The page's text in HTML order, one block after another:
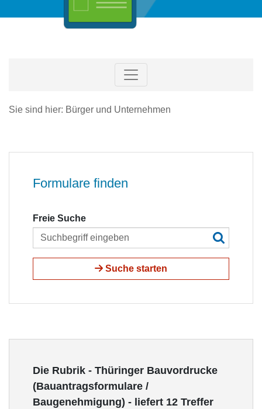
Sie sind hier: Bürger und Unternehmen
Formulare finden
Freie Suche
Suche starten
Die Rubrik - Thüringer Bauvordrucke
(Bauantragsformulare /
Baugenehmigung) - liefert 12 Treffer